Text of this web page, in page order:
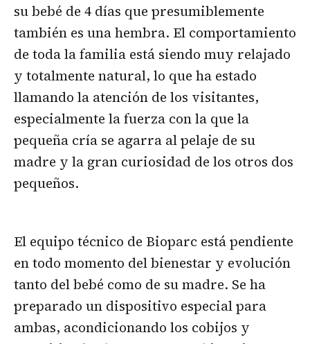
su bebé de 4 días que presumiblemente
también es una hembra. El comportamiento
de toda la familia está siendo muy relajado
y totalmente natural, lo que ha estado
llamando la atención de los visitantes,
especialmente la fuerza con la que la
pequeña cría se agarra al pelaje de su
madre y la gran curiosidad de los otros dos
pequeños.
El equipo técnico de Bioparc está pendiente
en todo momento del bienestar y evolución
tanto del bebé como de su madre. Se ha
preparado un dispositivo especial para
ambas, acondicionando los cobijos y